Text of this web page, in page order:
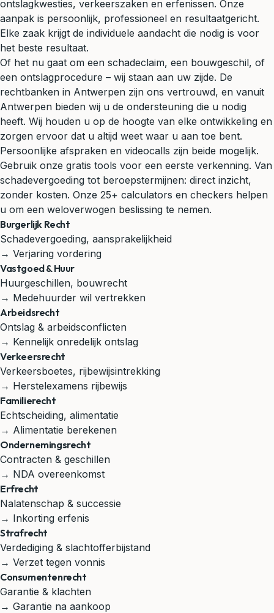
ontslagkwesties, verkeerszaken en erfenissen. Onze
aanpak is persoonlijk, professioneel en resultaatgericht.
Elke zaak krijgt de individuele aandacht die nodig is voor
het beste resultaat.
Of het nu gaat om een schadeclaim, een bouwgeschil, of
een ontslagprocedure – wij staan aan uw zijde. De
rechtbanken in Antwerpen zijn ons vertrouwd, en vanuit
Antwerpen bieden wij u de ondersteuning die u nodig
heeft. Wij houden u op de hoogte van elke ontwikkeling en
zorgen ervoor dat u altijd weet waar u aan toe bent.
Persoonlijke afspraken en videocalls zijn beide mogelijk.
Gebruik onze gratis tools voor een eerste verkenning. Van
schadevergoeding tot beroepstermijnen: direct inzicht,
zonder kosten. Onze 25+ calculators en checkers helpen
u om een weloverwogen beslissing te nemen.
Burgerlijk Recht
Schadevergoeding, aansprakelijkheid
→ Verjaring vordering
Vastgoed & Huur
Huurgeschillen, bouwrecht
→ Medehuurder wil vertrekken
Arbeidsrecht
Ontslag & arbeidsconflicten
→ Kennelijk onredelijk ontslag
Verkeersrecht
Verkeersboetes, rijbewijsintrekking
→ Herstelexamens rijbewijs
Familierecht
Echtscheiding, alimentatie
→ Alimentatie berekenen
Ondernemingsrecht
Contracten & geschillen
→ NDA overeenkomst
Erfrecht
Nalatenschap & successie
→ Inkorting erfenis
Strafrecht
Verdediging & slachtofferbijstand
→ Verzet tegen vonnis
Consumentenrecht
Garantie & klachten
→ Garantie na aankoop